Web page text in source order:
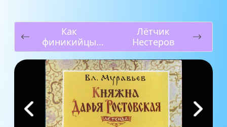
Как
финикийцы
плавали вокруг
Африки
Лётчик
Нестеров